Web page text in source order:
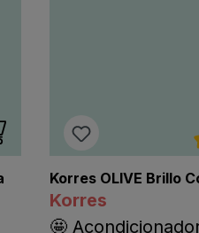
5 estrellas
Korres OLIVE Brillo
Korres
🤩